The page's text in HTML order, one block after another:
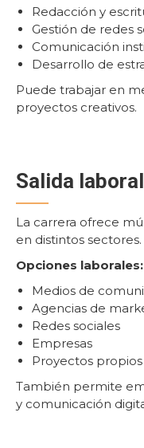
Redacción y
Gestión de redes
Comunicación
Desarrollo de
Puede trabajar en
proyectos creativos.
Salida laboral
La carrera ofrece
en distintos sectores.
Opciones laborales:
Medios de
Agencias de
Redes sociales
Empresas
Proyectos propios
También permite
y comunicación